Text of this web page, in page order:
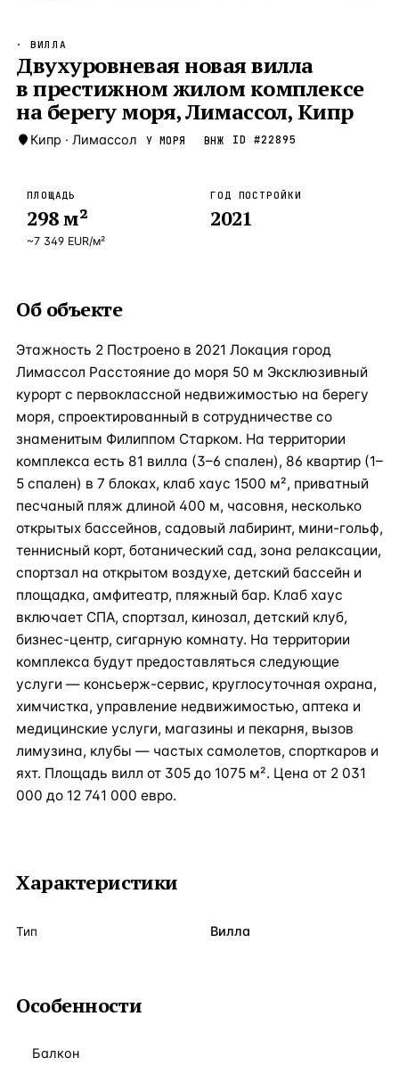
Новороссийск —Локация
Стамбул —Локация Турция · 2
Анталия Турция · 1
ВСЕ НАПРАВЛЕНИЯ →
· ВИЛЛА
Двухуровневая новая вилла
в престижном жилом комплексе
на берегу моря, Лимассол, Кипр
Кипр · Лимассол У МОРЯ ВНЖ ID #22895
ПЛОЩАДЬ
298м²
~7 349 EUR/м²
ГОД ПОСТРОЙКИ
2021
Об объекте
Этажность 2 Построено в 2021 Локация город
Лимассол Расстояние до моря 50 м Эксклюзивный
курорт с первоклассной недвижимостью на берегу
моря, спроектированный в сотрудничестве со
знаменитым Филиппом Старком. На территории
комплекса есть 81 вилла (3–6 спален), 86 квартир (1–
5 спален) в 7 блоках, клаб хаус 1500 м², приватный
песчаный пляж длиной 400 м, часовня, несколько
открытых бассейнов, садовый лабиринт, мини-гольф,
теннисный корт, ботанический сад, зона релаксации,
спортзал на открытом воздухе, детский бассейн и
площадка, амфитеатр, пляжный бар. Клаб хаус
включает СПА, спортзал, кинозал, детский клуб,
бизнес-центр, сигарную комнату. На территории
комплекса будут предоставляться следующие
услуги — консьерж-сервис, круглосуточная охрана,
химчистка, управление недвижимостью, аптека и
медицинские услуги, магазины и пекарня, вызов
лимузина, клубы — частых самолетов, спорткаров и
яхт. Площадь вилл от 305 до 1075 м². Цена от 2 031
000 до 12 741 000 евро.
Характеристики
Тип Вилла
Особенности
Балкон